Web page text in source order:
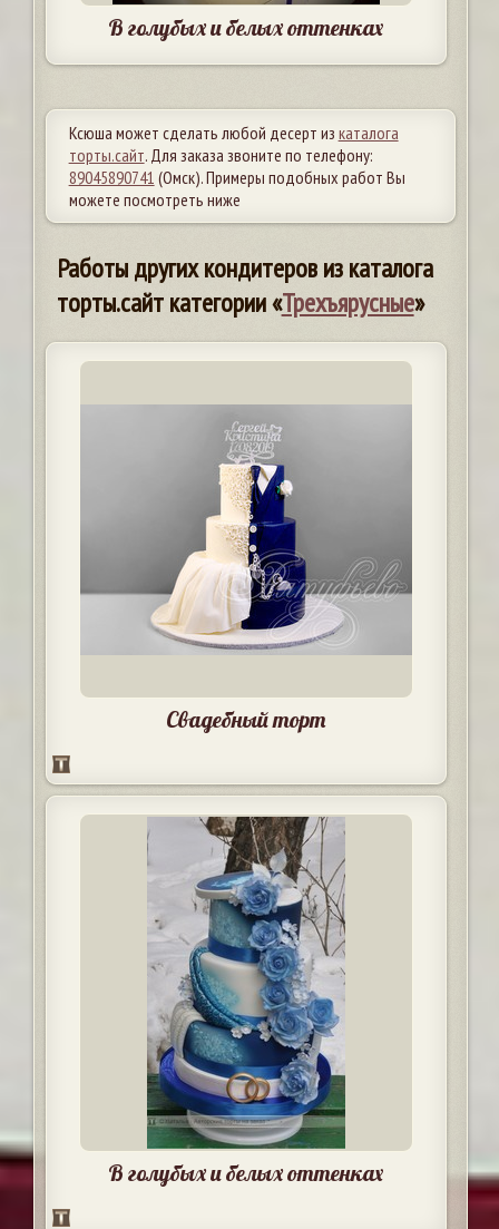
В голубых и белых оттенках
Ксюша может сделать любой десерт из каталога
торты.сайт. Для заказа звоните по телефону:
89045890741 (Омск). Примеры подобных работ Вы
можете посмотреть ниже
Работы других кондитеров из каталога
торты.сайт категории «Трехъярусные»
Свадебный торт
В голубых и белых оттенках